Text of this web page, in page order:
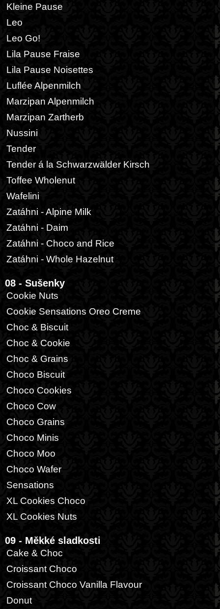
Kleine Pause
Leo
Leo Go!
Lila Pause Fraise
Lila Pause Noisettes
Luflée Alpenmilch
Marzipan Alpenmilch
Marzipan Zartherb
Nussini
Tender
Tender á la Schwarzwälder Kirsch
Toffee Wholenut
Wafelini
Zatáhni - Alpine Milk
Zatáhni - Daim
Zatáhni - Choco and Rice
Zatáhni - Whole Hazelnut
08 - Sušenky
Cookie Nuts
Cookie Sensations Oreo Creme
Choc & Biscuit
Choc & Cookie
Choc & Grains
Choco Biscuit
Choco Cookies
Choco Cow
Choco Grains
Choco Minis
Choco Moo
Choco Wafer
Sensations
XL Cookies Choco
XL Cookies Nuts
09 - Měkké sladkosti
Cake & Choc
Croissant Choco
Croissant Choco Vanilla Flavour
Donut